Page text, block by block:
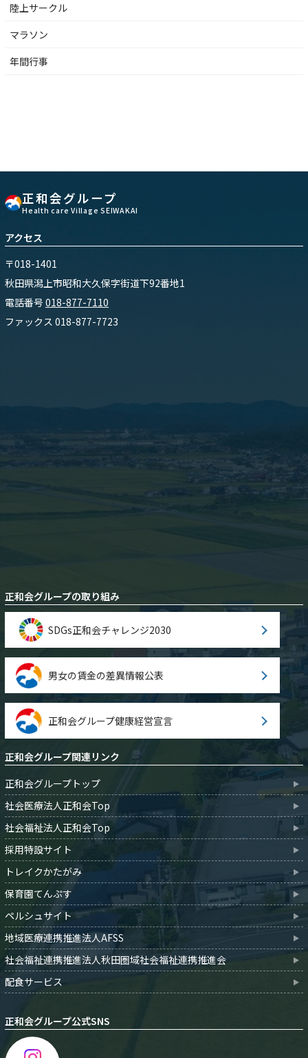
陸上サークル
マラソン
年間行事
正和会グループ
Health care Village SEIWAKAI
アクセス
〒018-1401
秋田県潟上市昭和大久保字街道下92番地1
電話番号 018-877-7110
ファックス 018-877-7723
正和会グループの取り組み
SDGs正和会チャレンジ2030
男女の賃金の差異情報公表
正和会グループ健康経営宣言
正和会グループ関連リンク
正和会グループトップ
社会医療法人正和会Top
社会福祉法人正和会Top
採用特設サイト
トレイクかたがみ
保育園てんぷす
ペルシュサイト
地域医療連携推進法人AFSS
社会福祉連携推進法人秋田圏域社会福祉連携推進会
配食サービス
正和会グループ公式SNS